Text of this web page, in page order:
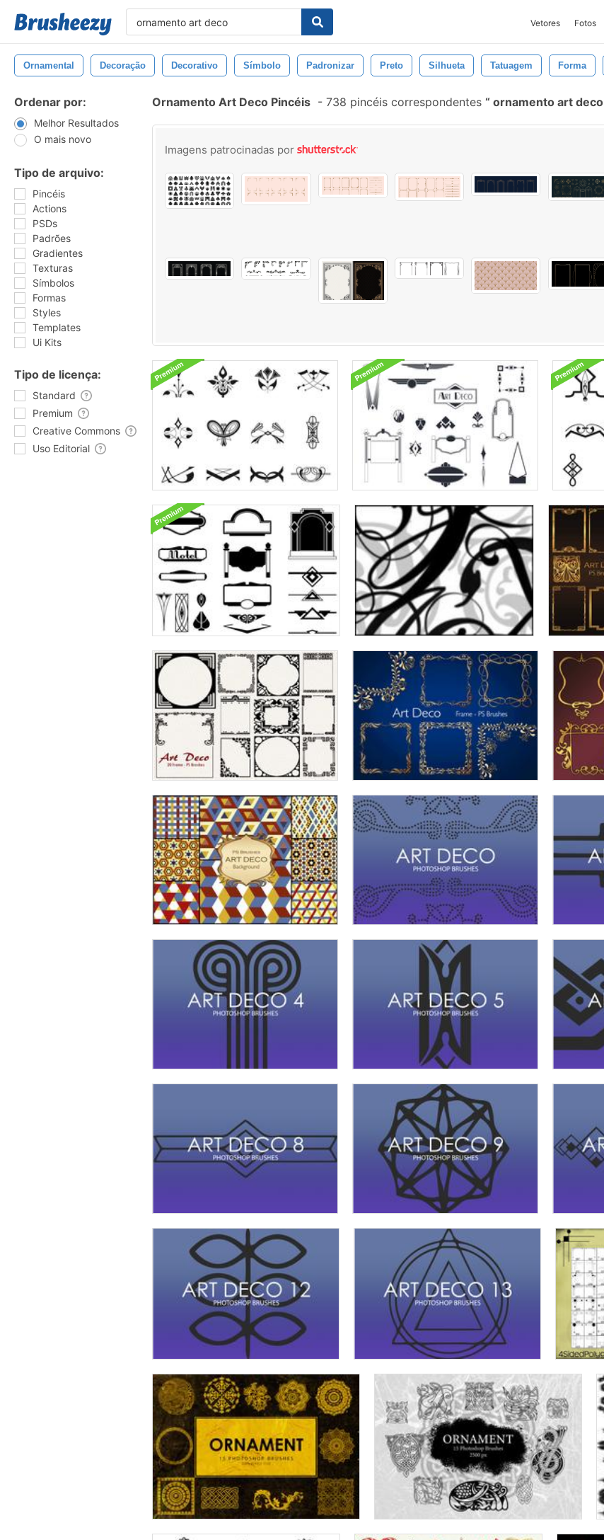
Vetores Fotos
Ornamental Decoração Decorativo Símbolo Padronizar Preto Silhueta Tatuagem Forma
Ordenar por:
Melhor Resultados
O mais novo
Tipo de arquivo:
Pincéis
Actions
PSDs
Padrões
Gradientes
Texturas
Símbolos
Formas
Styles
Templates
Ui Kits
Tipo de licença:
Standard
Premium
Creative Commons
Uso Editorial
Ornamento Art Deco Pincéis - 738 pincéis correspondentes ornamento art deco
Imagens patrocinadas por